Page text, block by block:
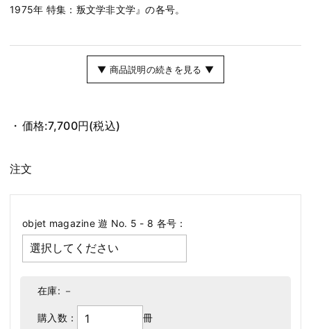
1975年 特集：叛文学非文学』の各号。
▼ 商品説明の続きを見る ▼
価格:7,700円(税込)
注文
objet magazine 遊 No. 5 - 8 各号：
在庫: －
購入数： 冊